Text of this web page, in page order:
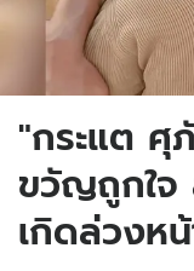
"กระแต ศุ
ขวัญถูกใจ
เกิดล่วงห